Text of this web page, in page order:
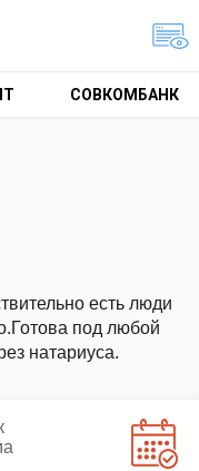
СОВКОМБАНК
есть люди
под любой
натариуса.